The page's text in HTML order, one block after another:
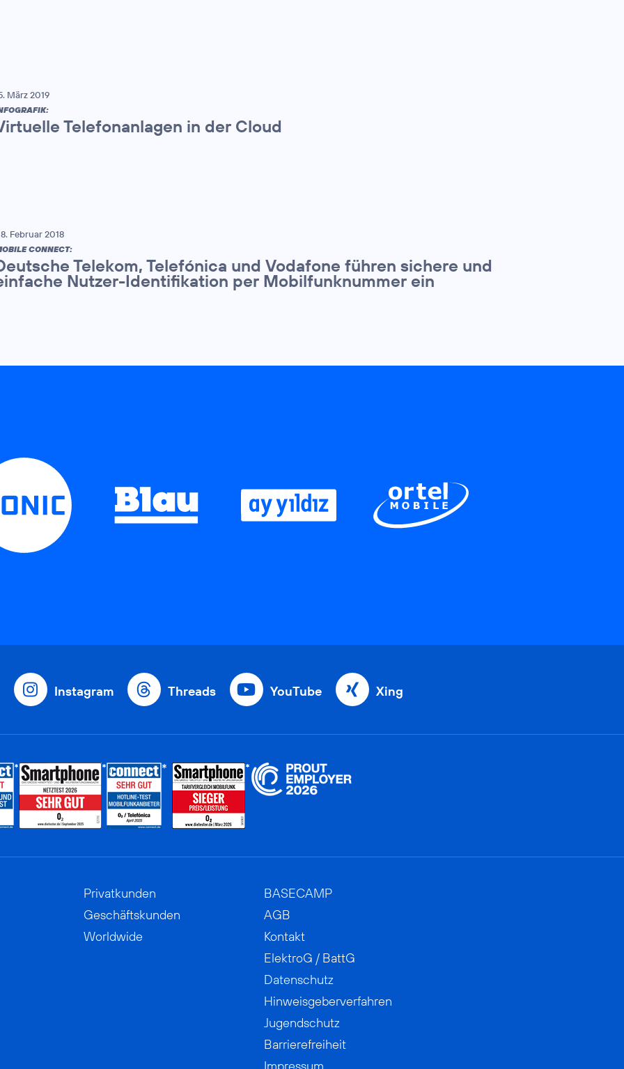
März 2019
Telefonanlagen in der Cloud
Februar 2018
CONNECT:
Telekom, Telefónica und Vodafone führen sichere und
Nutzer-Identifikation per Mobilfunknummer ein
Instagram Threads YouTube Xing
Privatkunden
Geschäftskunden
Worldwide
BASECAMP
AGB
Kontakt
ElektroG / BattG
Datenschutz
Hinweisgeberverfahren
Jugendschutz
Barrierefreiheit
Impressum